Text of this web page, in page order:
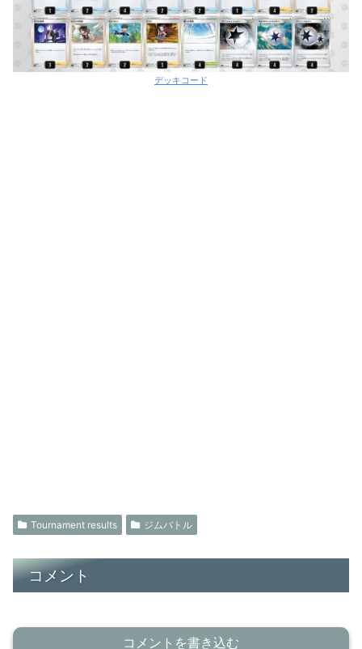
デッキコード
Tournament results ジムバトル
コメント
コメントを書き込む